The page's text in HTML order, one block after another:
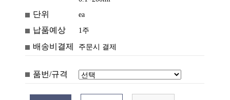
단위 ea
납품예상 1주
배송비결제 주문시 결제
품번/규격